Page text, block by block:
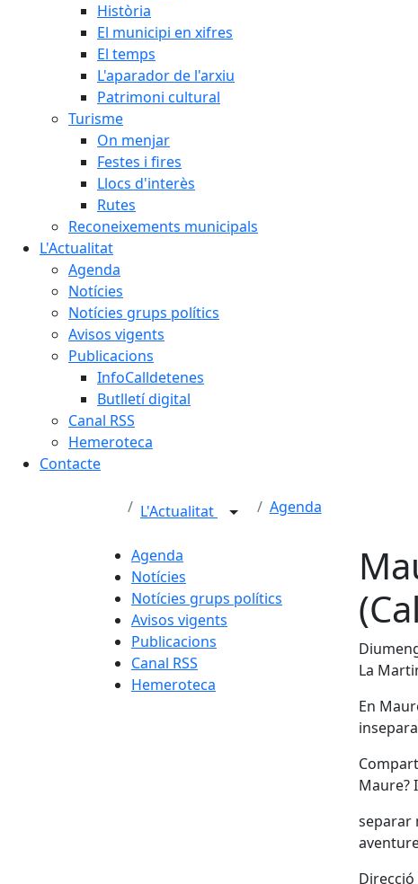
Història
El municipi en xifres
El temps
L'aparador de l'arxiu
Patrimoni cultural
Turisme
On menjar
Festes i fires
Llocs d'interès
Rutes
Reconeixements municipals
L'Actualitat
Agenda
Notícies
Notícies grups polítics
Avisos vigents
Publicacions
InfoCalldetenes
Butlletí digital
Canal RSS
Hemeroteca
Contacte
L'Actualitat Agenda
Agenda
Notícies
Notícies grups polítics
Avisos vigents
Publicacions
Canal RSS
Hemeroteca
La
En
Maure?
separar